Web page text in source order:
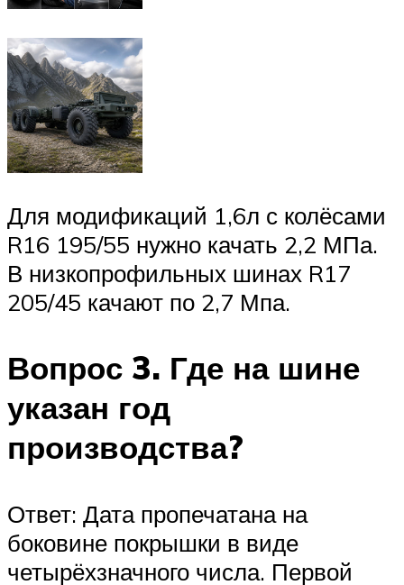
Для модификаций 1,6л с колёсами
R16 195/55 нужно качать 2,2 МПа.
В низкопрофильных шинах R17
205/45 качают по 2,7 Мпа.
Вопрос 3. Где на шине
указан год
производства?
Ответ: Дата пропечатана на
боковине покрышки в виде
четырёхзначного числа. Первой